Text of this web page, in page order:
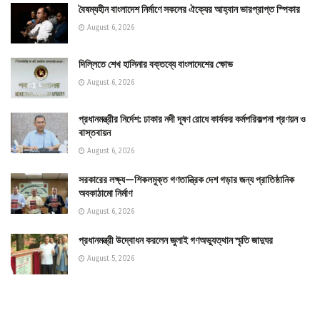
বৈষম্যহীন বাংলাদেশ নির্মাণে সকলের ঐক্যের আহ্বান ভারপ্রাপ্ত স্পিকার
August 6, 2026
দিল্লিতে শেখ হাসিনার বক্তব্যে বাংলাদেশের ক্ষোভ
August 6, 2026
প্রধানমন্ত্রীর নির্দেশ: ঢাকার নদী দূষণ রোধে কার্যকর কর্মপরিকল্পনা প্রণয়ন ও
বাস্তবায়ন
August 6, 2026
সরকারের লক্ষ্য—শিকলমুক্ত গণতান্ত্রিক দেশ গড়ার জন্য প্রাতিষ্ঠানিক
অবকাঠামো নির্মাণ
August 6, 2026
প্রধানমন্ত্রী উদ্বোধন করলেন জুলাই গণঅভ্যুত্থান স্মৃতি জাদুঘর
August 5, 2026